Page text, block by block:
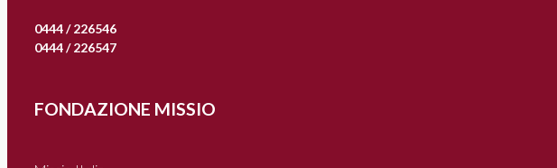
0444 / 226546
0444 / 226547
FONDAZIONE MISSIO